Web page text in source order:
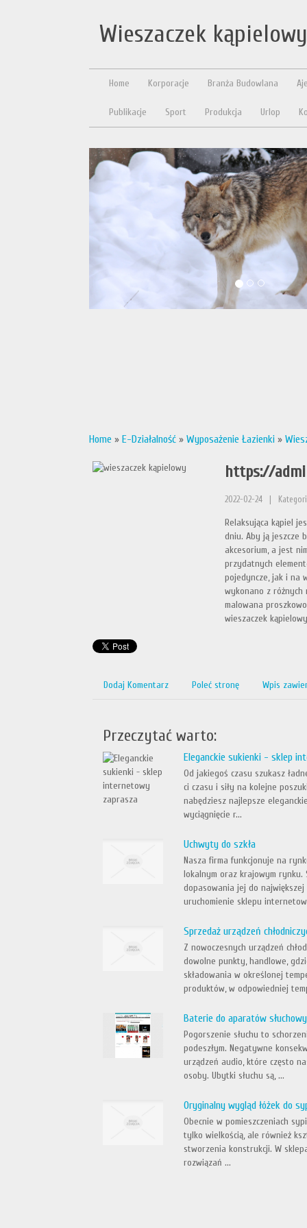
Wieszaczek kąpielowy
Home Korporacje Branża Budowlana
Publikacje Sport Produkcja Urlop
Home » E-Działalność » Wyposażenie Łazienki »
https://
2022-02-24
Relaksująca kąpiel
dniu. Aby ją jeszcze
akcesorium, a jest
przydatnych
pojedyncze, jak i na
wykonano z różnych
malowana
wieszaczek
Dodaj Komentarz Poleć stronę Wpis
Przeczytać warto:
Eleganckie sukienki - sklep
Od jakiegoś czasu szukasz
ci czasu i siły na kolejne
nabędziesz najlepsze
wyciągnięcie r...
Uchwyty do szkła
Nasza firma funkcjonuje na
lokalnym oraz krajowym
dopasowania jej do
uruchomienie sklepu
Sprzedaż urządzeń
Z nowoczesnych urządzeń
dowolne punkty, handlowe,
składowania w określonej
produktów, w odpowiedniej
Baterie do aparatów
Pogorszenie słuchu to
podeszłym. Negatywne
urządzeń audio, które często
osoby. Ubytki słuchu są, ...
Oryginalny wygląd łóżek do
Obecnie w pomieszczeniach
tylko wielkością, ale również
stworzenia konstrukcji. W
rozwiązań ...